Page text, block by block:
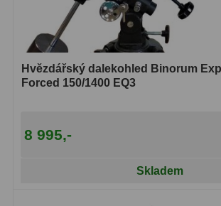
Hvězdářský dalekohled Binorum
Forced 150/1400 EQ3
8 995,-
Skladem